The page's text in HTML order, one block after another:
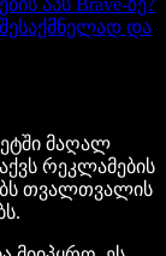
და
მაღალ
რეკლამების
თვალთვალის